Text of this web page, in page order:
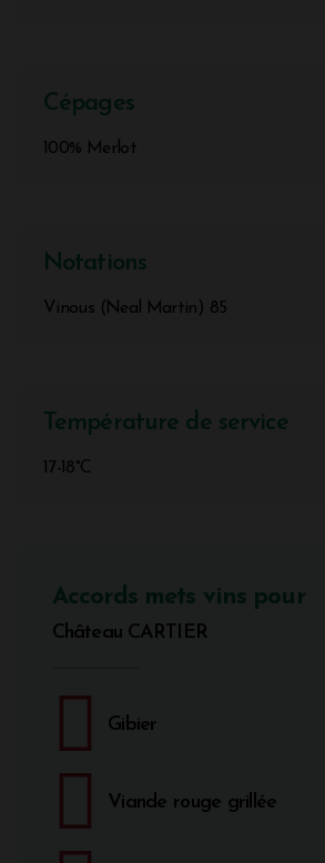
Cépages
100% Merlot
Notations
Vinous (Neal Martin) 85
Température de service
17-18°C
Accords mets vins pour
Château CARTIER
Gibier
Viande rouge grillée